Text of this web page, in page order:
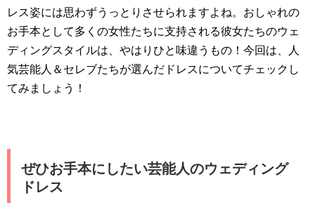
レス姿には思わずうっとりさせられますよね。おしゃれの
お手本として多くの女性たちに支持される彼女たちのウェ
ディングスタイルは、やはりひと味違うもの！今回は、人
気芸能人＆セレブたちが選んだドレスについてチェックし
てみましょう！
ぜひお手本にしたい芸能人のウェディング
ドレス